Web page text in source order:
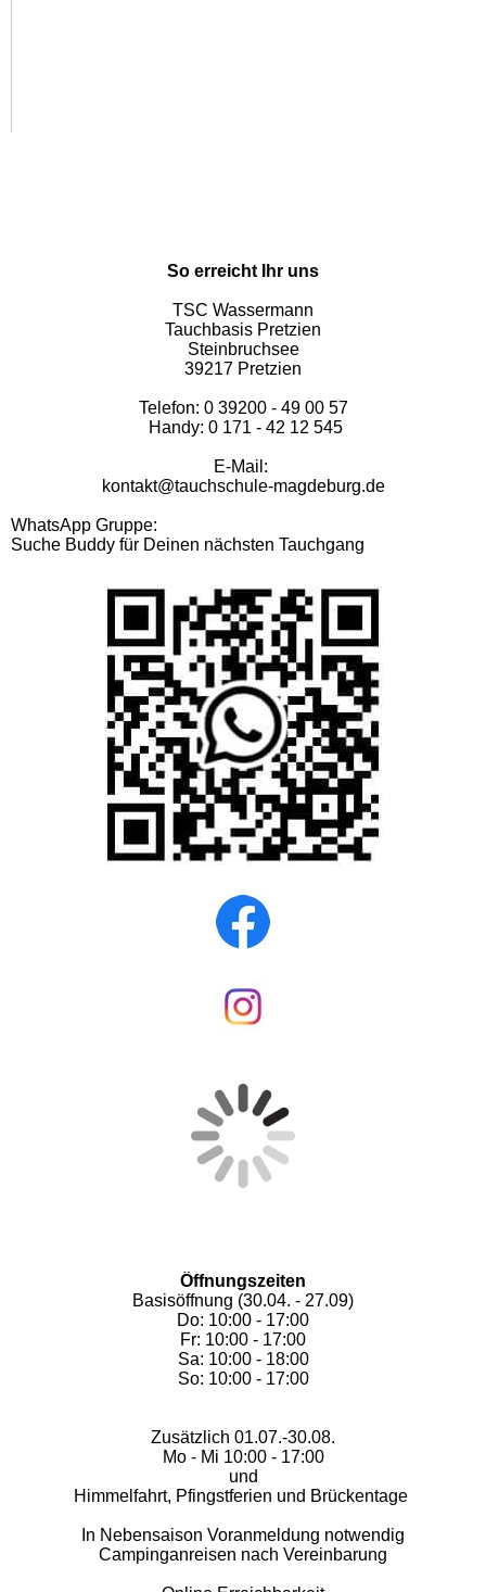
So erreicht Ihr uns
TSC Wassermann
Tauchbasis Pretzien
Steinbruchsee
39217 Pretzien
Telefon: 0 39200 - 49 00 57
Handy: 0 171 - 42 12 545
E-Mail:
kontakt@tauchschule-magdeburg.de
WhatsApp Gruppe:
Suche Buddy für Deinen nächsten Tauchgang
Öffnungszeiten
Basisöffnung (30.04. - 27.09)
Do: 10:00 - 17:00
Fr: 10:00 - 17:00
Sa: 10:00 - 18:00
So: 10:00 - 17:00
Zusätzlich 01.07.-30.08.
Mo - Mi 10:00 - 17:00
und
Himmelfahrt, Pfingstferien und Brückentage
In Nebensaison Voranmeldung notwendig
Campinganreisen nach Vereinbarung